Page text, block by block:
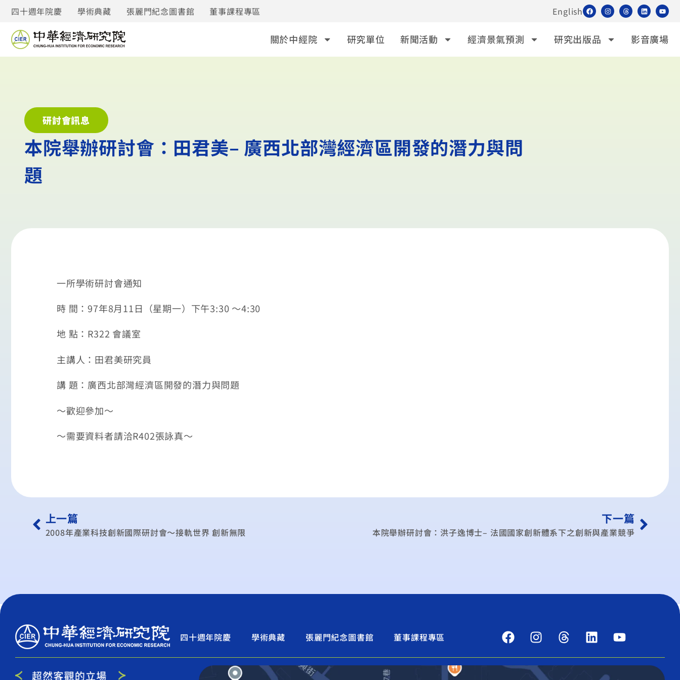
四十週年院慶 學術典藏 張麗門紀念圖書館 董事課程專區 English
關於中經院 研究單位 新聞活動 經濟景氣預測 研究出版品 影音廣場
研討會訊息
本院舉辦研討會：田君美– 廣西北部灣經濟區開發的潛力與問
題
一所學術研討會通知
時 間：97年8月11日（星期一）下午3:30 〜4:30
地 點：R322 會議室
主講人：田君美研究員
講 題：廣西北部灣經濟區開發的潛力與問題
〜歡迎參加〜
〜需要資料者請洽R402張詠真〜
上一篇
2008年產業科技創新國際研討會～接軌世界 創新無限
下一篇
本院舉辦研討會：洪子逸博士– 法國國家創新體系下之創新與產業競爭
四十週年院慶 學術典藏 張麗門紀念圖書館 董事課程專區